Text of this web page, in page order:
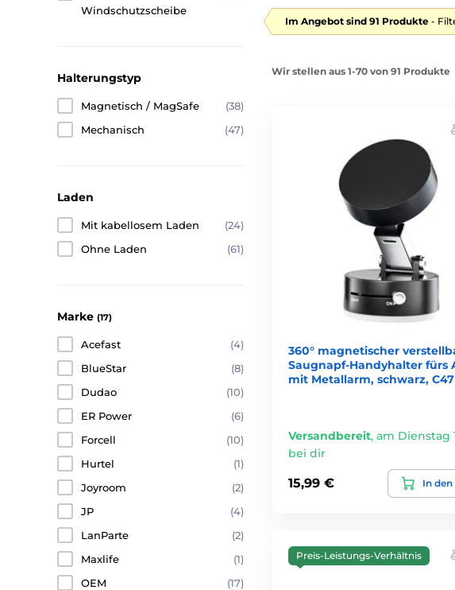
Windschutzscheibe
Halterungstyp
Magnetisch / MagSafe
(38)
Mechanisch
(47)
Laden
Mit kabellosem Laden
(24)
Ohne Laden
(61)
Marke (17)
Acefast
(4)
BlueStar
(8)
Dudao
(10)
ER Power
(6)
Forcell
(10)
Hurtel
(1)
Joyroom
(2)
JP
(4)
LanParte
(2)
Maxlife
(1)
OEM
(17)
Im Angebot sind 91 Produkte -
Wir stellen aus 1-70 von 91 Produkte
360° magnetischer
Saugnapf-Handyhalter fürs
mit Metallarm, schwarz, C47
Versandbereit, am Dienstag
bei dir
15,99 € In
Preis-Leistungs-Verhältnis